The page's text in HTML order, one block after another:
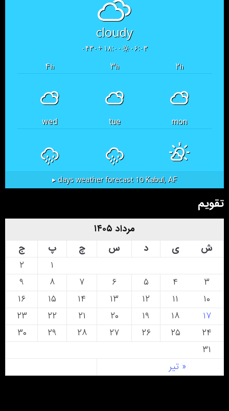
cloudy
۰۶:۰۳ ۱۸:۰۰ +۰۴۳۰
۲h ۳h ۴h
mon
tue
wed
Kabul, AF
10 days weather forecast ▸
تقویم
مرداد ۱۴۰۵
ش
ی د س چ پ ج
« تیر
۲
۳
۴ ۵ ۶ ۷ ۸
۹
۱۰
۱۱ ۱۲ ۱۳ ۱۴ ۱۵
۱۶
۱۷
۱۸ ۱۹ ۲۰ ۲۱ ۲۲
۲۳
۲۴
۲۵ ۲۶ ۲۷ ۲۸ ۲۹
۳۰
۳۱